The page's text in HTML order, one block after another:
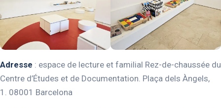
Adresse : espace de lecture et familial Rez-de-chaussée du
Centre d’Études et de Documentation. Plaça dels Àngels,
1. 08001 Barcelona